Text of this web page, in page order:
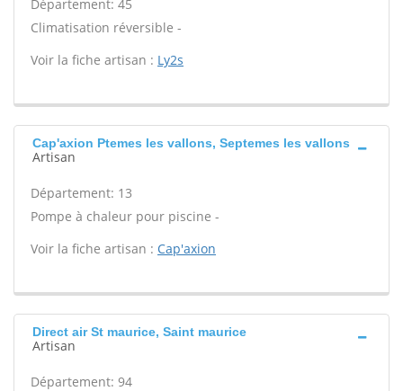
Département: 45
Climatisation réversible -
Voir la fiche artisan : Ly2s
Cap'axion Ptemes les vallons, Septemes les vallons
Artisan
Département: 13
Pompe à chaleur pour piscine -
Voir la fiche artisan : Cap'axion
Direct air St maurice, Saint maurice
Artisan
Département: 94